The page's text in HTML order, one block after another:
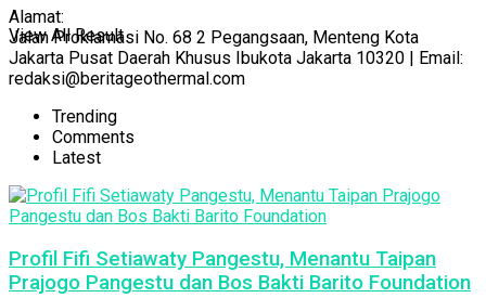
View All Result
Alamat:
Jalan Proklamasi No. 68 2 Pegangsaan, Menteng Kota
Jakarta Pusat Daerah Khusus Ibukota Jakarta 10320 | Email:
redaksi@beritageothermal.com
Trending
Comments
Latest
Profil Fifi Setiawaty Pangestu, Menantu Taipan
Prajogo Pangestu dan Bos Bakti Barito Foundation